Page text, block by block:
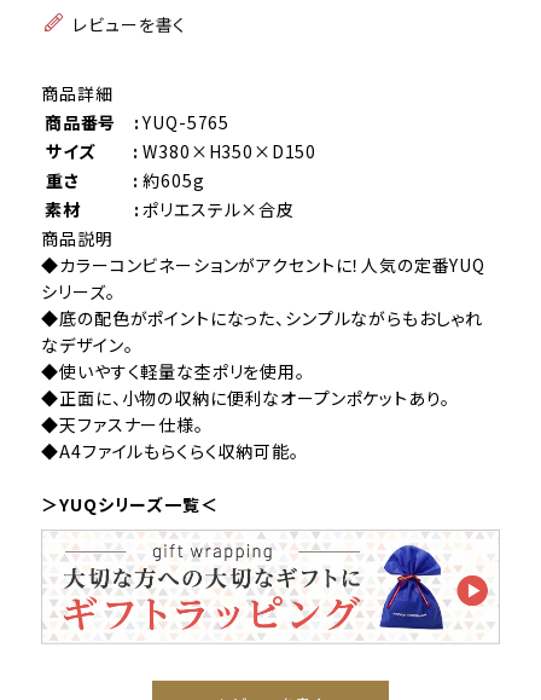
レビューを書く
商品詳細
商品番号 : YUQ-5765
サイズ : W380×H350×D150
重さ : 約605g
素材 : ポリエステル×合皮
商品説明
◆カラーコンビネーションがアクセントに！人気の定番YUQ
シリーズ。
◆底の配色がポイントになった、シンプルながらもおしゃれ
なデザイン。
◆使いやすく軽量な杢ポリを使用。
◆正面に、小物の収納に便利なオープンポケットあり。
◆天ファスナー仕様。
◆A4ファイルもらくらく収納可能。
＞YUQシリーズ一覧＜